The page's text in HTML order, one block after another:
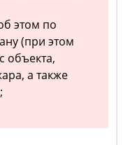
этом по
(при этом
объекта,
а также